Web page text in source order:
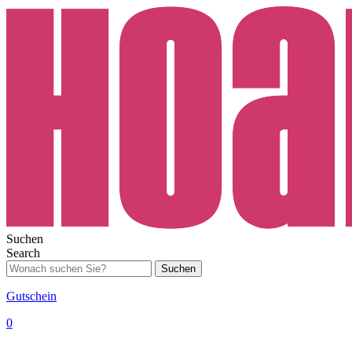
Suchen
Search
Suchen
Gutschein
0